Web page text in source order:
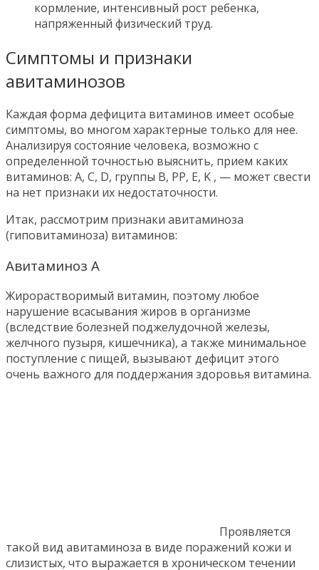
кормление, интенсивный рост ребенка,
напряженный физический труд.
Симптомы и признаки
авитаминозов
Каждая форма дефицита витаминов имеет особые
симптомы, во многом характерные только для нее.
Анализируя состояние человека, возможно с
определенной точностью выяснить, прием каких
витаминов: А, С, D, группы B, РР, E, K , — может свести
на нет признаки их недостаточности.
Итак, рассмотрим признаки авитаминоза
(гиповитаминоза) витаминов:
Авитаминоз А
Жирорастворимый витамин, поэтому любое
нарушение всасывания жиров в организме
(вследствие болезней поджелудочной железы,
желчного пузыря, кишечника), а также минимальное
поступление с пищей, вызывают дефицит этого
очень важного для поддержания здоровья витамина.
Проявляется
такой вид авитаминоза в виде поражений кожи и
слизистых, что выражается в хроническом течении